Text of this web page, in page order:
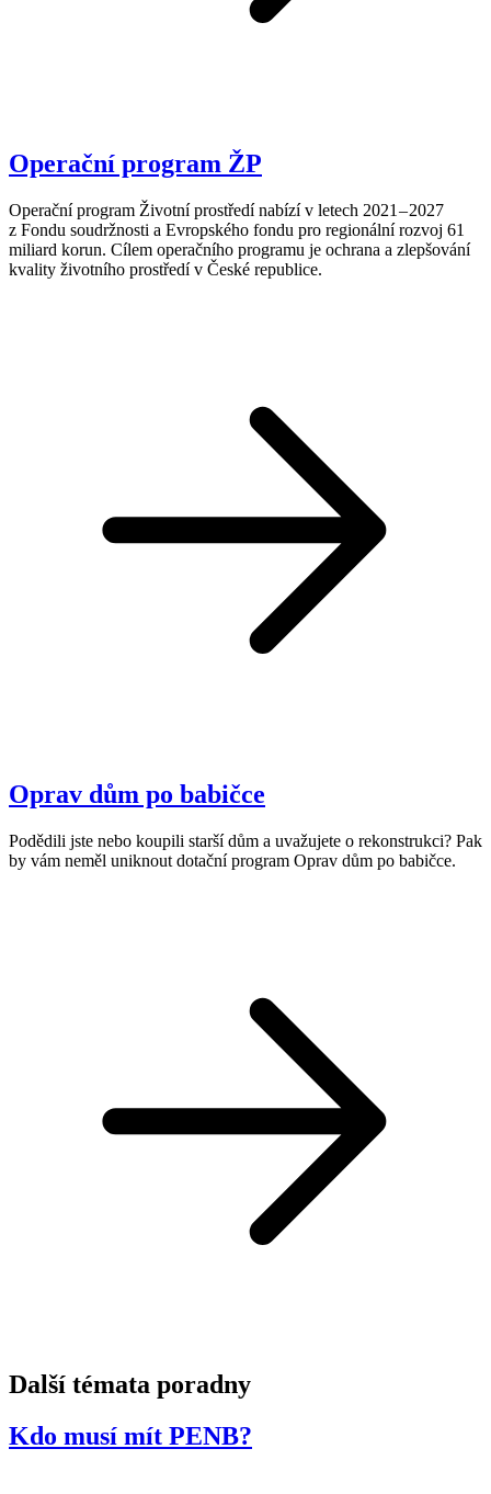
Operační program ŽP
Operační program Životní prostředí nabízí v letech 2021 – 2027
z Fondu soudržnosti a Evropského fondu pro regionální rozvoj 61
miliard korun. Cílem operačního programu je ochrana a zlepšování
kvality životního prostředí v České republice.
Oprav dům po babičce
Podědili jste nebo koupili starší dům a uvažujete o rekonstrukci? Pak
by vám neměl uniknout dotační program Oprav dům po babičce.
Další témata poradny
Kdo musí mít PENB?